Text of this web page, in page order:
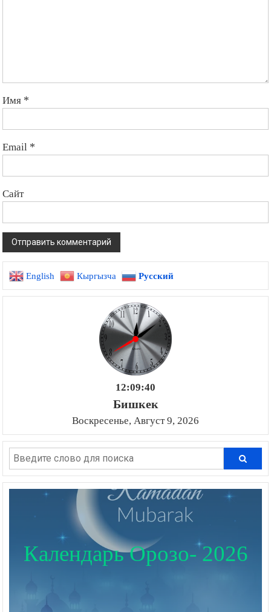
Имя *
Email *
Сайт
English Кыргызча Русский
12:09:41
Бишкек
Воскресенье, Август 9, 2026
Календарь Орозо- 2026